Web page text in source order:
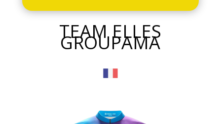
TEAM ELLES
GROUPAMA